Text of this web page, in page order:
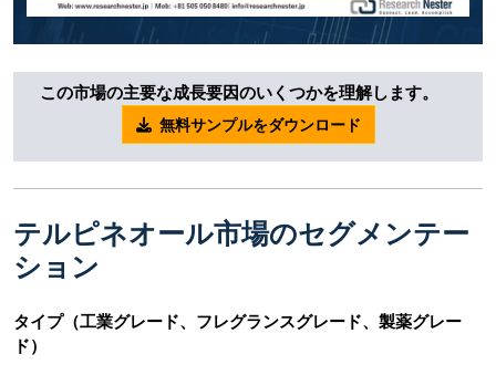
この市場の主要な成長要因のいくつかを理解します。
無料サンプルをダウンロード
テルピネオール市場のセグメンテー
ション
タイプ（工業グレード、フレグランスグレード、製薬グレー
ド）